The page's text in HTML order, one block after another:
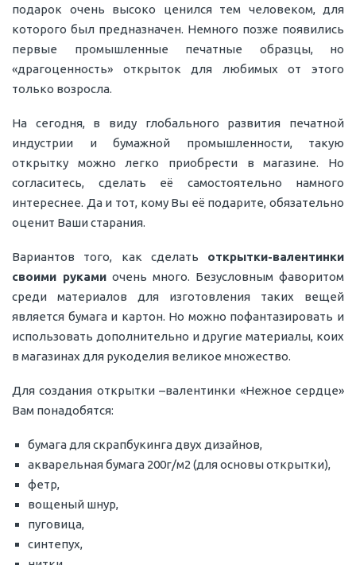
подарок очень высоко ценился тем человеком, для
которого был предназначен. Немного позже появились
первые промышленные печатные образцы, но
«драгоценность» открыток для любимых от этого
только возросла.
На сегодня, в виду глобального развития печатной
индустрии и бумажной промышленности, такую
открытку можно легко приобрести в магазине. Но
согласитесь, сделать её самостоятельно намного
интереснее. Да и тот, кому Вы её подарите, обязательно
оценит Ваши старания.
Вариантов того, как сделать открытки-валентинки
своими руками очень много. Безусловным фаворитом
среди материалов для изготовления таких вещей
является бумага и картон. Но можно пофантазировать и
использовать дополнительно и другие материалы, коих
в магазинах для рукоделия великое множество.
Для создания открытки –валентинки «Нежное сердце»
Вам понадобятся:
бумага для скрапбукинга двух дизайнов,
акварельная бумага 200г/м2 (для основы открытки),
фетр,
вощеный шнур,
пуговица,
синтепух,